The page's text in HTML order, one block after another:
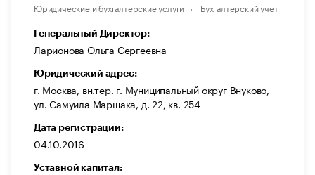
Юридические и бухгалтерские услуги Бухгалтерский учет
Генеральный Директор:
Ларионова Ольга Сергеевна
Юридический адрес:
г. Москва, вн.тер. г. Муниципальный округ Внуково,
ул. Самуила Маршака, д. 22, кв. 254
Дата регистрации:
04.10.2016
Уставной капитал: